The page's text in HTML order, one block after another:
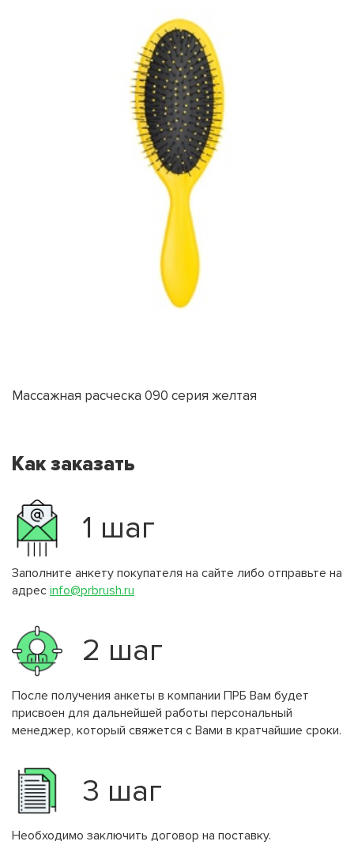
Массажная расческа 090 серия желтая
Как заказать
1 шаг
Заполните анкету покупателя на сайте либо отправьте на
адрес info@prbrush.ru
2 шаг
После получения анкеты в компании ПРБ Вам будет
присвоен для дальнейшей работы персональный
менеджер, который свяжется с Вами в кратчайшие сроки.
3 шаг
Необходимо заключить договор на поставку.